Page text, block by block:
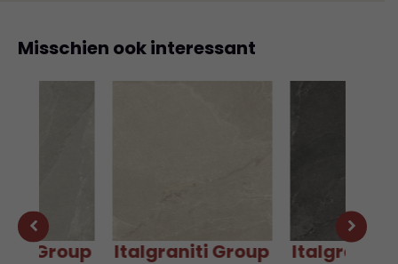
Misschien ook interessant
Group
Italgraniti Group
Italgraniti